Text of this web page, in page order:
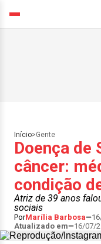
Início>Gente
Doença de
câncer:
condição
Atriz de 39 anos
sociais
PorMarília Barbosa
Atualizado em
16/07/